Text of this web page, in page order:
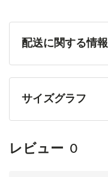
配送に関する情報
サイズグラフ
レビュー 0